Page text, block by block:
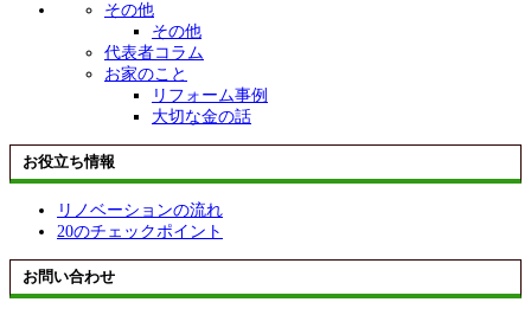
その他
その他
代表者コラム
お家のこと
リフォーム事例
大切な金の話
お役立ち情報
リノベーションの流れ
20のチェックポイント
お問い合わせ